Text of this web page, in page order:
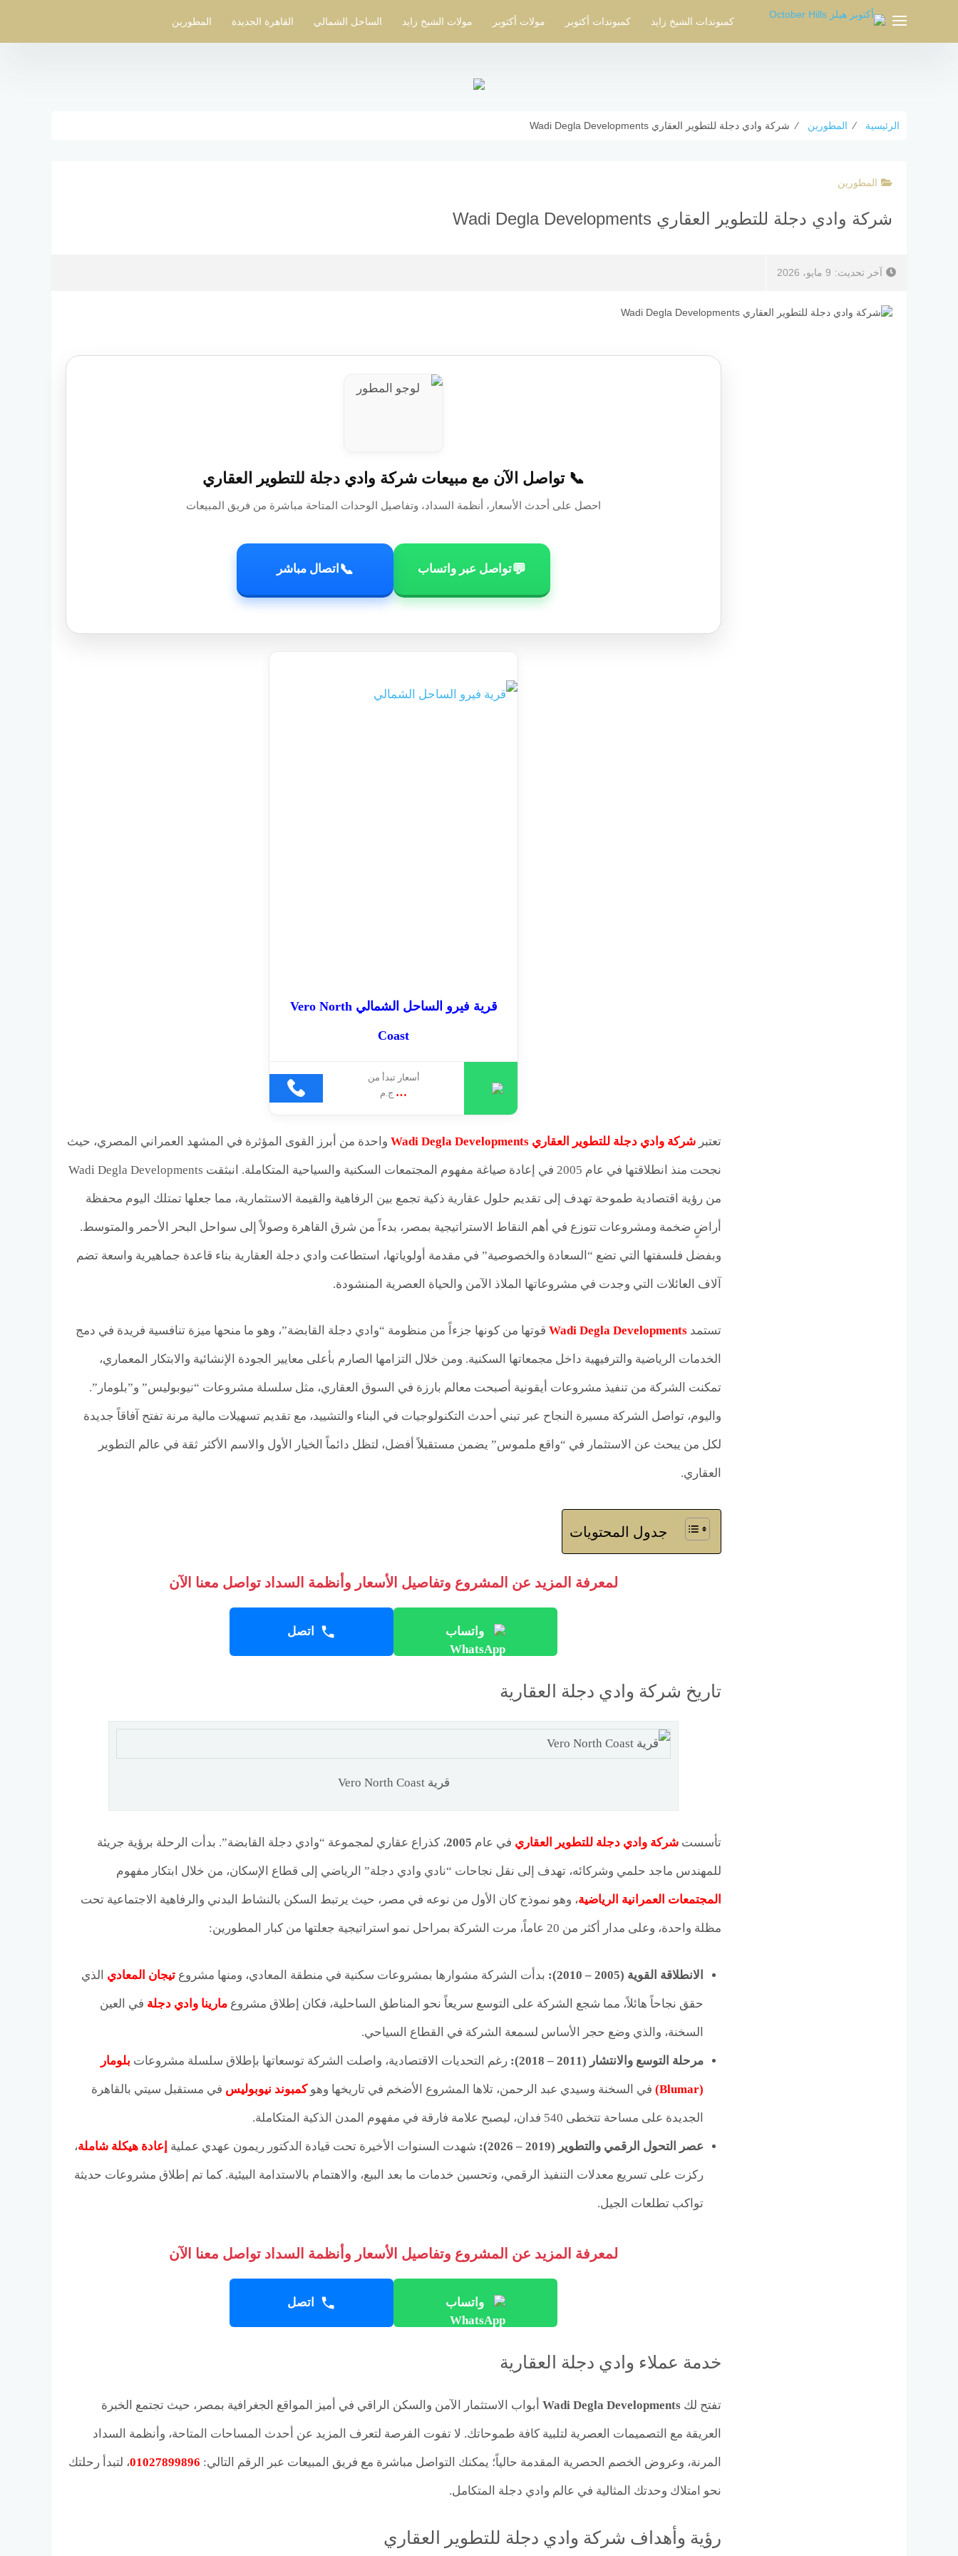
كمبوندات الشيخ زايد كمبوندات أكتوبر مولات أكتوبر مولات الشيخ زايد الساحل الشمالي القاهرة الجديدة المطورين
الرئيسية ⁄ المطورين ⁄ شركة وادي دجلة للتطوير العقاري Wadi Degla Developments
المطورين
شركة وادي دجلة للتطوير العقاري Wadi Degla Developments
آخر تحديث: 9 مايو، 2026
📞 تواصل الآن مع مبيعات شركة وادي دجلة للتطوير العقاري
احصل على أحدث الأسعار، أنظمة السداد، وتفاصيل الوحدات المتاحة مباشرة من فريق المبيعات
💬تواصل عبر واتساب 📞 اتصال مباشر
قرية فيرو الساحل الشمالي Vero North
Coast
أسعار تبدأ من
… ج.م
تعتبر شركة وادي دجلة للتطوير العقاري Wadi Degla Developments واحدة من أبرز القوى المؤثرة في المشهد العمراني المصري، حيث
نجحت منذ انطلاقتها في عام 2005 في إعادة صياغة مفهوم المجتمعات السكنية والسياحية المتكاملة. انبثقت Wadi Degla Developments
من رؤية اقتصادية طموحة تهدف إلى تقديم حلول عقارية ذكية تجمع بين الرفاهية والقيمة الاستثمارية، مما جعلها تمتلك اليوم محفظة
أراضٍ ضخمة ومشروعات تتوزع في أهم النقاط الاستراتيجية بمصر، بدءاً من شرق القاهرة وصولاً إلى سواحل البحر الأحمر والمتوسط.
وبفضل فلسفتها التي تضع “السعادة والخصوصية” في مقدمة أولوياتها، استطاعت وادي دجلة العقارية بناء قاعدة جماهيرية واسعة تضم
آلاف العائلات التي وجدت في مشروعاتها الملاذ الآمن والحياة العصرية المنشودة.
تستمد Wadi Degla Developments قوتها من كونها جزءاً من منظومة “وادي دجلة القابضة”، وهو ما منحها ميزة تنافسية فريدة في دمج
الخدمات الرياضية والترفيهية داخل مجمعاتها السكنية. ومن خلال التزامها الصارم بأعلى معايير الجودة الإنشائية والابتكار المعماري،
تمكنت الشركة من تنفيذ مشروعات أيقونية أصبحت معالم بارزة في السوق العقاري، مثل سلسلة مشروعات “نيوبوليس” و”بلومار”.
واليوم، تواصل الشركة مسيرة النجاح عبر تبني أحدث التكنولوجيات في البناء والتشييد، مع تقديم تسهيلات مالية مرنة تفتح آفاقاً جديدة
لكل من يبحث عن الاستثمار في “واقع ملموس” يضمن مستقبلاً أفضل، لتظل دائماً الخيار الأول والاسم الأكثر ثقة في عالم التطوير
العقاري.
جدول المحتويات
لمعرفة المزيد عن المشروع وتفاصيل الأسعار وأنظمة السداد تواصل معنا الآن
واتساب اتصل
تاريخ شركة وادي دجلة العقارية
قرية Vero North Coast
تأسست شركة وادي دجلة للتطوير العقاري في عام 2005، كذراع عقاري لمجموعة “وادي دجلة القابضة”. بدأت الرحلة برؤية جريئة
للمهندس ماجد حلمي وشركائه، تهدف إلى نقل نجاحات “نادي وادي دجلة” الرياضي إلى قطاع الإسكان، من خلال ابتكار مفهوم
المجتمعات العمرانية الرياضية، وهو نموذج كان الأول من نوعه في مصر، حيث يرتبط السكن بالنشاط البدني والرفاهية الاجتماعية تحت
مظلة واحدة، وعلى مدار أكثر من 20 عاماً، مرت الشركة بمراحل نمو استراتيجية جعلتها من كبار المطورين:
الانطلاقة القوية (2005 – 2010): بدأت الشركة مشوارها بمشروعات سكنية في منطقة المعادي، ومنها مشروع تيجان المعادي الذي
حقق نجاحاً هائلاً، مما شجع الشركة على التوسع سريعاً نحو المناطق الساحلية، فكان إطلاق مشروع مارينا وادي دجلة في العين
السخنة، والذي وضع حجر الأساس لسمعة الشركة في القطاع السياحي.
مرحلة التوسع والانتشار (2011 – 2018): رغم التحديات الاقتصادية، واصلت الشركة توسعاتها بإطلاق سلسلة مشروعات بلومار
(Blumar) في السخنة وسيدي عبد الرحمن، تلاها المشروع الأضخم في تاريخها وهوكمبوند نيوبوليس في مستقبل سيتي بالقاهرة
الجديدة على مساحة تتخطى 540 فدان، ليصبح علامة فارقة في مفهوم المدن الذكية المتكاملة.
عصر التحول الرقمي والتطوير (2019 – 2026): شهدت السنوات الأخيرة تحت قيادة الدكتور ريمون عهدي عملية إعادة هيكلة شاملة،
ركزت على تسريع معدلات التنفيذ الرقمي، وتحسين خدمات ما بعد البيع، والاهتمام بالاستدامة البيئية. كما تم إطلاق مشروعات حديثة
تواكب تطلعات الجيل.
لمعرفة المزيد عن المشروع وتفاصيل الأسعار وأنظمة السداد تواصل معنا الآن
واتساب اتصل
خدمة عملاء وادي دجلة العقارية
تفتح لك Wadi Degla Developments أبواب الاستثمار الآمن والسكن الراقي في أميز المواقع الجغرافية بمصر، حيث تجتمع الخبرة
العريقة مع التصميمات العصرية لتلبية كافة طموحاتك. لا تفوت الفرصة لتعرف المزيد عن أحدث المساحات المتاحة، وأنظمة السداد
المرنة، وعروض الخصم الحصرية المقدمة حالياً؛ يمكنك التواصل مباشرة مع فريق المبيعات عبر الرقم التالي: 01027899896، لتبدأ رحلتك
نحو امتلاك وحدتك المثالية في عالم وادي دجلة المتكامل.
رؤية وأهداف شركة وادي دجلة للتطوير العقاري